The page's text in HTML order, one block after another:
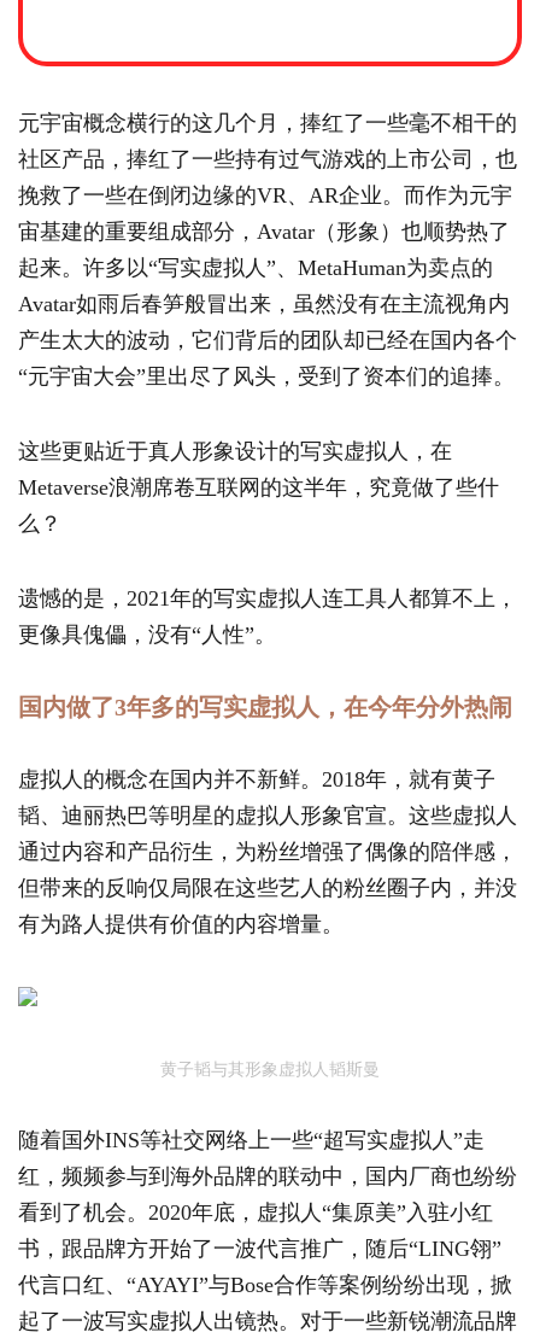
元宇宙概念横行的这几个月，捧红了一些毫不相干的
社区产品，捧红了一些持有过气游戏的上市公司，也
挽救了一些在倒闭边缘的VR、AR企业。而作为元宇
宙基建的重要组成部分，Avatar（形象）也顺势热了
起来。许多以“写实虚拟人”、MetaHuman为卖点的
Avatar如雨后春笋般冒出来，虽然没有在主流视角内
产生太大的波动，它们背后的团队却已经在国内各个
“元宇宙大会”里出尽了风头，受到了资本们的追捧。
这些更贴近于真人形象设计的写实虚拟人，在
Metaverse浪潮席卷互联网的这半年，究竟做了些什
么？
遗憾的是，2021年的写实虚拟人连工具人都算不上，
更像具傀儡，没有“人性”。
国内做了3年多的写实虚拟人，在今年分外热闹
虚拟人的概念在国内并不新鲜。2018年，就有黄子
韬、迪丽热巴等明星的虚拟人形象官宣。这些虚拟人
通过内容和产品衍生，为粉丝增强了偶像的陪伴感，
但带来的反响仅局限在这些艺人的粉丝圈子内，并没
有为路人提供有价值的内容增量。
黄子韬与其形象虚拟人韬斯曼
随着国外INS等社交网络上一些“超写实虚拟人”走
红，频频参与到海外品牌的联动中，国内厂商也纷纷
看到了机会。2020年底，虚拟人“集原美”入驻小红
书，跟品牌方开始了一波代言推广，随后“LING翎”
代言口红、“AYAYI”与Bose合作等案例纷纷出现，掀
起了一波写实虚拟人出镜热。对于一些新锐潮流品牌